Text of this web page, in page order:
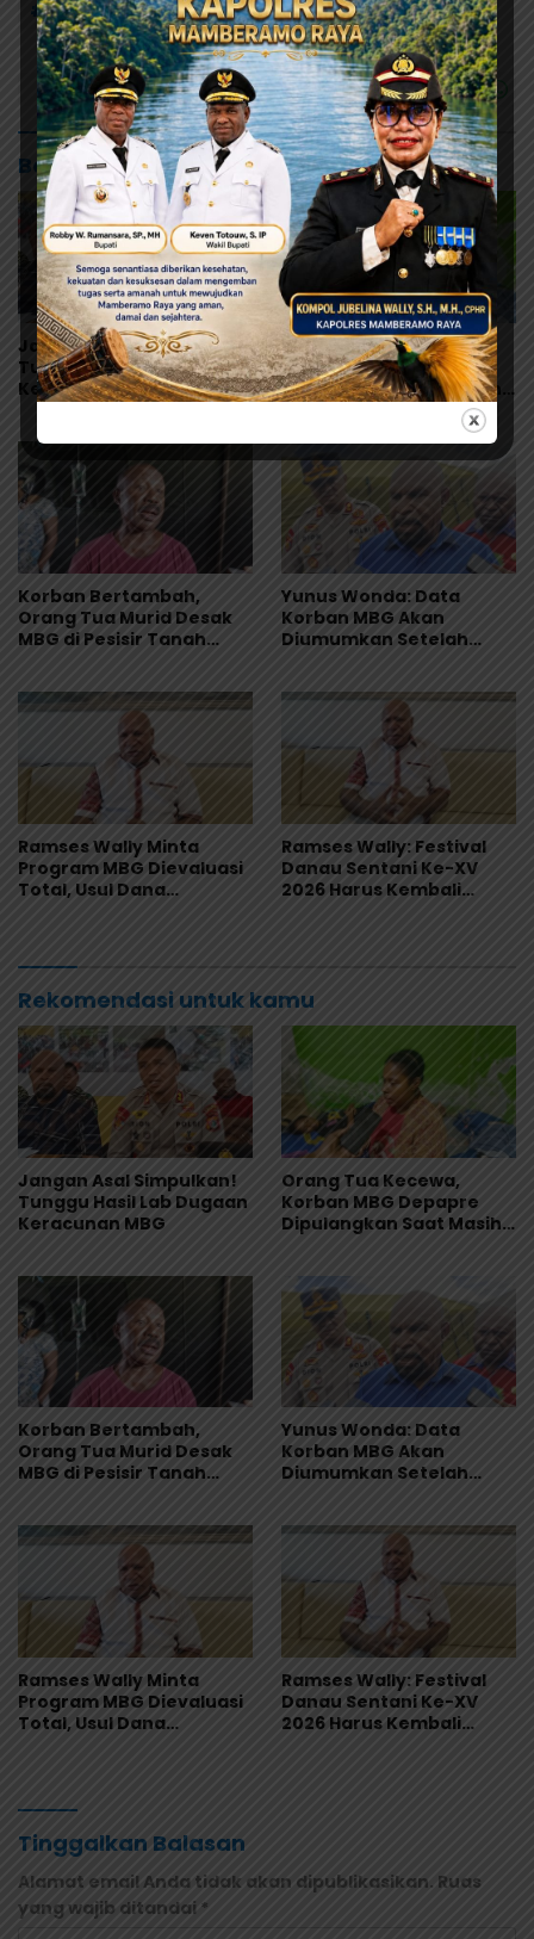
# Swasembada Pangan #Nimbokrang
Baca Juga
Jangan Asal Simpulkan!
Tunggu Hasil Lab Dugaan
Keracunan MBG
Orang Tua Kecewa,
Korban MBG Depapre
Dipulangkan Saat Masih
Korban Bertambah,
Orang Tua Murid Desak
MBG di Pesisir Tanah
Yunus Wonda: Data
Korban MBG Akan
Diumumkan Setelah
Ramses Wally Minta
Program MBG Dievaluasi
Total, Usul Dana
Ramses Wally: Festival
Danau Sentani Ke-XV
2026 Harus Kembali
Rekomendasi untuk kamu
Jangan Asal Simpulkan!
Tunggu Hasil Lab Dugaan
Keracunan MBG
Orang Tua Kecewa,
Korban MBG Depapre
Dipulangkan Saat Masih
Korban Bertambah,
Orang Tua Murid Desak
MBG di Pesisir Tanah
Yunus Wonda: Data
Korban MBG Akan
Diumumkan Setelah
Ramses Wally Minta
Program MBG Dievaluasi
Total, Usul Dana
Ramses Wally: Festival
Danau Sentani Ke-XV
2026 Harus Kembali
Tinggalkan Balasan
Alamat email Anda tidak akan dipublikasikan. Ruas
yang wajib ditandai *